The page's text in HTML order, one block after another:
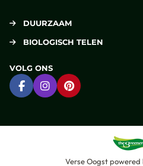
DUURZAAM
BIOLOGISCH TELEN
VOLG ONS
Ga naar Facebook
Ga naar Instagram
Ga naar
Verse Oogstpowered